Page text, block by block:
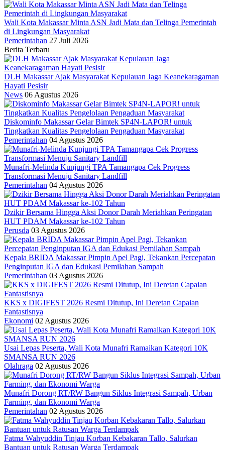
Wali Kota Makassar Minta ASN Jadi Mata dan Telinga Pemerintah
di Lingkungan Masyarakat
Pemerintahan 27 Juli 2026
Berita Terbaru
DLH Makassar Ajak Masyarakat Kepulauan Jaga Keanekaragaman
Hayati Pesisir
News 06 Agustus 2026
Diskominfo Makassar Gelar Bimtek SP4N-LAPOR! untuk
Tingkatkan Kualitas Pengelolaan Pengaduan Masyarakat
Pemerintahan 04 Agustus 2026
Munafri-Melinda Kunjungi TPA Tamangapa Cek Progress
Transformasi Menuju Sanitary Landfill
Pemerintahan 04 Agustus 2026
Dzikir Bersama Hingga Aksi Donor Darah Meriahkan Peringatan
HUT PDAM Makassar ke-102 Tahun
Perusda 03 Agustus 2026
Kepala BRIDA Makassar Pimpin Apel Pagi, Tekankan Percepatan
Penginputan IGA dan Edukasi Pemilahan Sampah
Pemerintahan 03 Agustus 2026
KKS x DIGIFEST 2026 Resmi Ditutup, Ini Deretan Capaian
Fantastisnya
Ekonomi 02 Agustus 2026
Usai Lepas Peserta, Wali Kota Munafri Ramaikan Kategori 10K
SMANSA RUN 2026
Olahraga 02 Agustus 2026
Munafri Dorong RT/RW Bangun Siklus Integrasi Sampah, Urban
Farming, dan Ekonomi Warga
Pemerintahan 02 Agustus 2026
Fatma Wahyuddin Tinjau Korban Kebakaran Tallo, Salurkan
Bantuan untuk Ratusan Warga Terdampak